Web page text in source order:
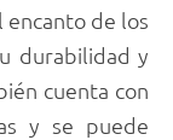
de los
durabilidad y
cuenta con
y se puede